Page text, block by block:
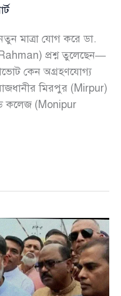
মাত্রা যোগ করে ডা.
প্রশ্ন তুলেছেন—
কেন অগ্রহণযোগ্য
মিরপুর (Mirpur)
কলেজ (Monipur